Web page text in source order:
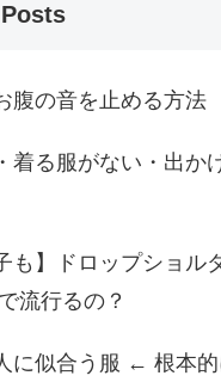
腹の音を止める方法
着る服がない・出か
も】ドロップショル
流行るの？
に似合う服 ← 根本